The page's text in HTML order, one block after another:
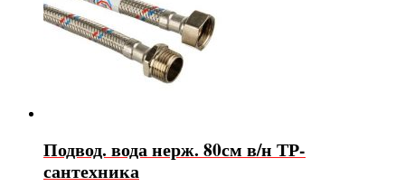
Подвод. вода нерж. 80см в/н ТР-
сантехника